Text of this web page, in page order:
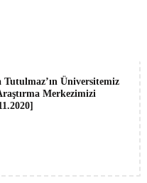
Üniversitemiz
Merkezimizi